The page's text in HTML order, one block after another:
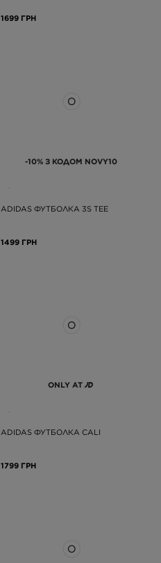
1699 ГРН
-10% З КОДОМ NOVY10
ADIDAS ФУТБОЛКА 3S TEE
1499 ГРН
ONLY AT
ADIDAS ФУТБОЛКА CALI
1799 ГРН